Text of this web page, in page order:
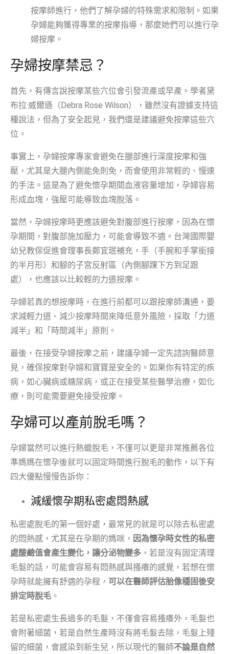
按摩師進行，他們了解孕婦的特殊需求和限制。如果
孕婦能夠獲得專業的按摩指導，那麼她們可以進行孕
婦按摩。
孕婦按摩禁忌？
首先，有傳言說按摩某些穴位會引發流產或早產。學者黛
布拉·威爾遜（Debra Rose Wilson），雖然沒有證據支持這
種說法，但為了安全起見，我們還是建議避免按摩這些穴
位。
事實上，孕婦按摩專家會避免在腿部進行深度按摩和強
壓，尤其是大腿內側能免則免，而會使用非常輕的、慢速
的手法。這是為了避免懷孕期間血液容量增加，孕婦容易
形成血塊，強壓可能導致血塊脫落。
當然，孕婦按摩時更應該避免對腹部進行按摩，因為在懷
孕期間，對腹部施加壓力，可能會導致不適。台灣國際嬰
幼兒教保促進會理事長鄭宜珉補充，手（手腕和手掌銜接
的半月形）和腳的子宮反射區（內側腳踝下方到足跟
處），也應該以比較輕的力道按摩。
孕婦若真的想按摩時，在進行前都可以跟按摩師溝通，要
求減輕力道、減少按摩時間來降低意外風險，採取「力道
減半」和「時間減半」原則。
最後，在接受孕婦按摩之前，建議孕婦一定先諮詢醫師意
見，確保按摩對孕婦和寶寶是安全的。如果你有特定的疾
病，如心臟病或糖尿病，或正在接受某些醫學治療，如化
療，則可能需要避免接受按摩。
孕婦可以產前脫毛嗎？
孕婦當然可以進行熱蠟脫毛，不僅可以更是非常推薦各位
準媽媽在懷孕後就可以固定時間進行脫毛的動作，以下有
四大優點慢慢告訴你：
減緩懷孕期私密處悶熱感
私密處脫毛的第一個好處，最常見的就是可以除去私密處
的悶熱感，尤其是在孕期的媽咪， 因為懷孕時女性的私密
處酸鹼值會產生變化，讓分泌物變多 ，若是沒有固定清理
毛髮的話，可能會容易有悶熱感與搔癢的感覺，若想在懷
孕時就能擁有舒適的孕程， 可以在醫師評估胎像穩固後安
排定時脫毛 。
若是私密處生長過多的毛髮，不僅會容易搔癢外，毛髮也
會附著細菌，若是自然生產時沒有將毛髮去除，毛髮上殘
留的細菌，會感染到新生兒，所以現代的醫師不論是自然